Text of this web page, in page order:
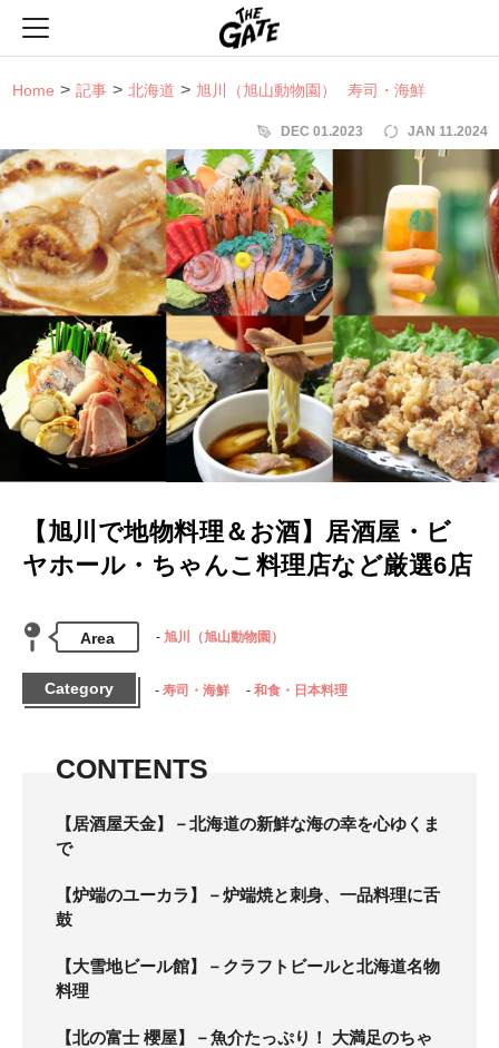
Home 記事 北海道 旭川（旭山動物園） 寿司・海鮮
DEC 01.2023 JAN 11.2024
【旭川で地物料理＆お酒】居酒屋・ビ
ヤホール・ちゃんこ料理店など厳選6店
Area 旭川（旭山動物園）
Category 寿司・海鮮 和食・日本料理
CONTENTS
【居酒屋天金】－北海道の新鮮な海の幸を心ゆくま
で
【炉端のユーカラ】－炉端焼と刺身、一品料理に舌
鼓
【大雪地ビール館】－クラフトビールと北海道名物
料理
【北の富士 櫻屋】－魚介たっぷり！ 大満足のちゃ